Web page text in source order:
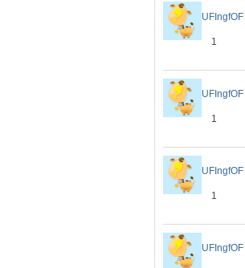
UFIngfOF
1
UFIngfOF
1
UFIngfOF
1
UFIngfOF